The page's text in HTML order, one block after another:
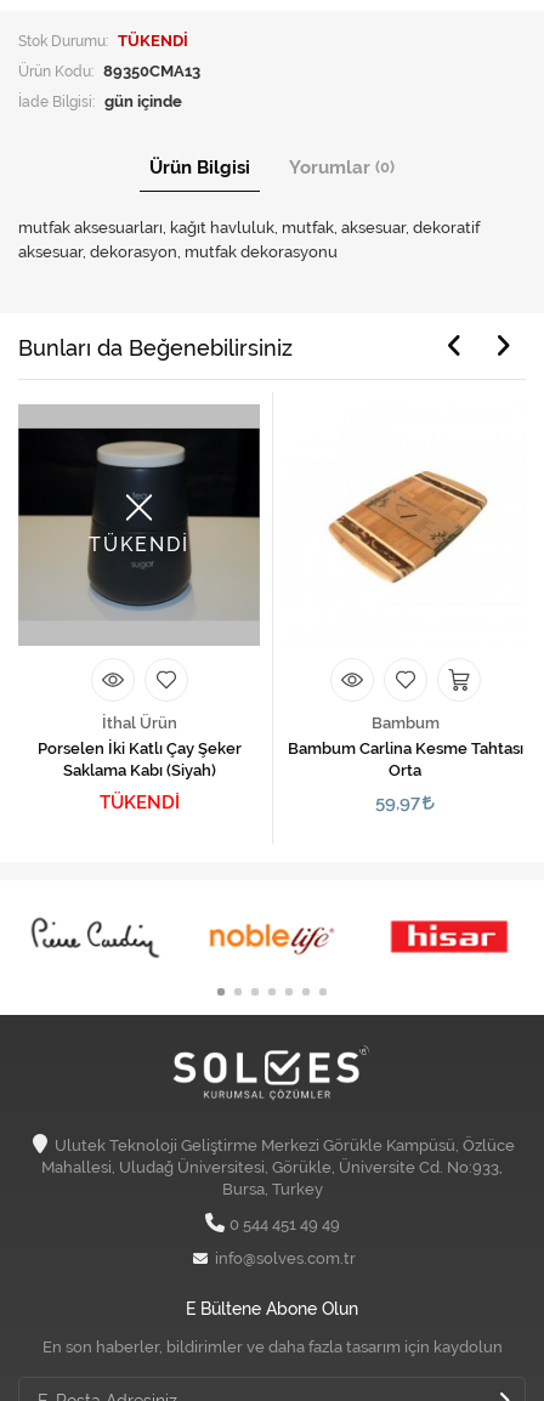
Stok Durumu: TÜKENDİ
Ürün Kodu: 89350CMA13
İade Bilgisi:
Ürün Bilgisi Yorumlar (0)
mutfak aksesuarları, kağıt havluluk, mutfak, aksesuar, dekoratif
aksesuar, dekorasyon, mutfak dekorasyonu
Bunları da Beğenebilirsiniz
TÜKENDİ
İthal Ürün
Porselen İki Katlı Çay Şeker
Saklama Kabı (Siyah)
TÜKENDİ
Bambum
Bambum Carlina Kesme Tahtası
Orta
59,97
Ulutek Teknoloji Geliştirme Merkezi Görükle Kampüsü, Özlüce
Mahallesi, Uludağ Üniversitesi, Görükle, Üniversite Cd. No:933,
Bursa, Turkey
0 544 451 49 49
info@solves.com.tr
E Bültene Abone Olun
En son haberler, bildirimler ve daha fazla tasarım için kaydolun